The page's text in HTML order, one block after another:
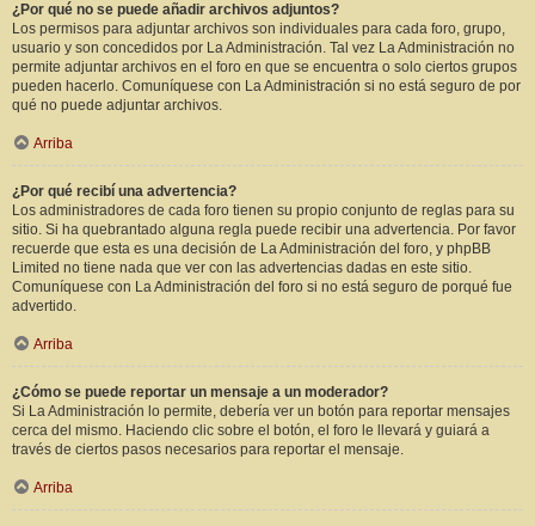
¿Por qué no se puede añadir archivos adjuntos?
Los permisos para adjuntar archivos son individuales para cada foro, grupo,
usuario y son concedidos por La Administración. Tal vez La Administración no
permite adjuntar archivos en el foro en que se encuentra o solo ciertos grupos
pueden hacerlo. Comuníquese con La Administración si no está seguro de por
qué no puede adjuntar archivos.
Arriba
¿Por qué recibí una advertencia?
Los administradores de cada foro tienen su propio conjunto de reglas para su
sitio. Si ha quebrantado alguna regla puede recibir una advertencia. Por favor
recuerde que esta es una decisión de La Administración del foro, y phpBB
Limited no tiene nada que ver con las advertencias dadas en este sitio.
Comuníquese con La Administración del foro si no está seguro de porqué fue
advertido.
Arriba
¿Cómo se puede reportar un mensaje a un moderador?
Si La Administración lo permite, debería ver un botón para reportar mensajes
cerca del mismo. Haciendo clic sobre el botón, el foro le llevará y guiará a
través de ciertos pasos necesarios para reportar el mensaje.
Arriba